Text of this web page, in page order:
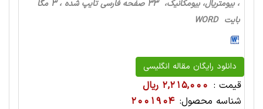
، بیومتریال، بیومکانیک، 33 صفحه فارسی تایپ شده ، 3 مگا
بایت WORD
دانلود رایگان مقاله انگلیسی
قیمت : 2,215,000 ریال
شناسه محصول: 2001904